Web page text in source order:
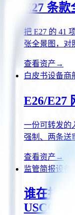
E27 条
把 E27 的 41
张全景图，对
查看资产 →
白皮书设备商
E26/E27
一份可转发的
强制、两条送
查看资产 →
监管简报设备商
谁在执
USCG